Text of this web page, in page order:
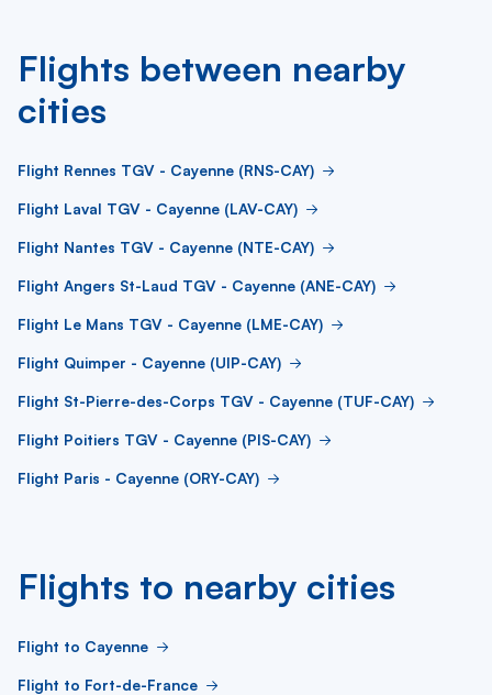
Flights between nearby
cities
Flight Rennes TGV - Cayenne (RNS-CAY)
Flight Laval TGV - Cayenne (LAV-CAY)
Flight Nantes TGV - Cayenne (NTE-CAY)
Flight Angers St-Laud TGV - Cayenne (ANE-CAY)
Flight Le Mans TGV - Cayenne (LME-CAY)
Flight Quimper - Cayenne (UIP-CAY)
Flight St-Pierre-des-Corps TGV - Cayenne (TUF-CAY)
Flight Poitiers TGV - Cayenne (PIS-CAY)
Flight Paris - Cayenne (ORY-CAY)
Flights to nearby cities
Flight to Cayenne
Flight to Fort-de-France